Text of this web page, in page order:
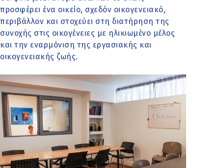
προσφέρει ένα οικείο, σχεδόν οικογενειακό,
περιβάλλον και στοχεύει στη διατήρηση της
συνοχής στις οικογένειες με ηλικιωμένο μέλος
και την εναρμόνιση της εργασιακής και
οικογενειακής ζωής.